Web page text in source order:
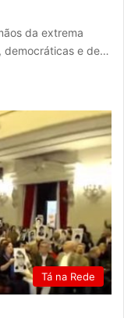
da extrema
democráticas e de…
Tá na Rede